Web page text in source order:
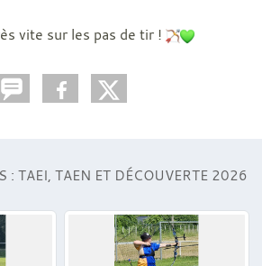
vite sur les pas de tir !
: TAEI, TAEN ET DÉCOUVERTE 2026